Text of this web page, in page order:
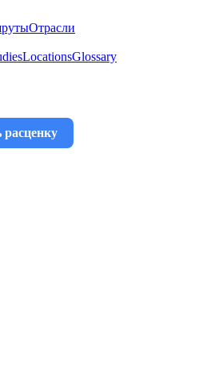
Отрасли
LocationsGlossary
расценку